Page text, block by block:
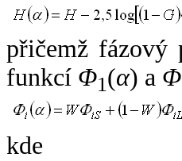
přičemž fázový
funkcí Φ1(α) a Φ
kde